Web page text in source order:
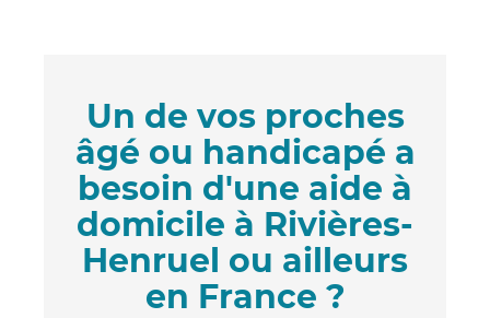
Un de vos proches
âgé ou handicapé a
besoin d'une aide à
domicile à Rivières-
Henruel ou ailleurs
en France ?